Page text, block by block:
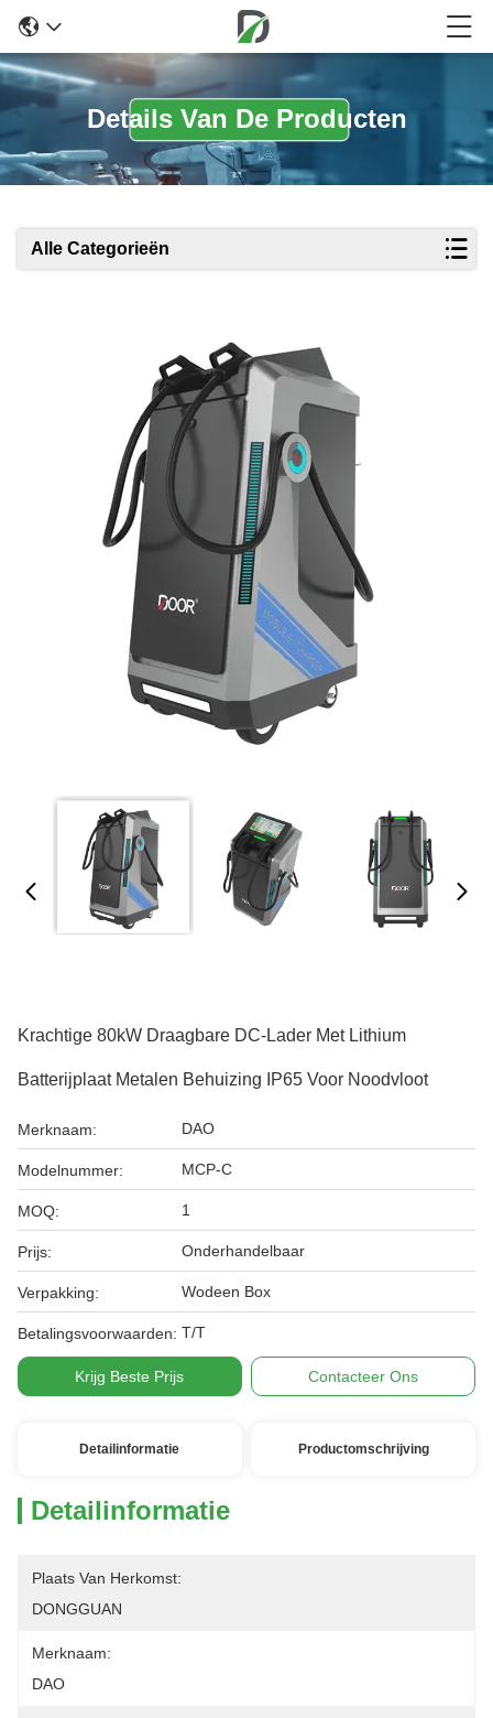
Details Van De Producten
Alle Categorieën
Krachtige 80kW Draagbare DC-Lader Met Lithium
Batterijplaat Metalen Behuizing IP65 Voor Noodvloot
Merknaam: DAO
Modelnummer: MCP-C
MOQ: 1
Prijs: Onderhandelbaar
Verpakking: Wodeen Box
Betalingsvoorwaarden: T/T
Krijg Beste Prijs Contacteer Ons
Detailinformatie Productomschrijving
Detailinformatie
Plaats Van Herkomst:
DONGGUAN
Merknaam:
DAO